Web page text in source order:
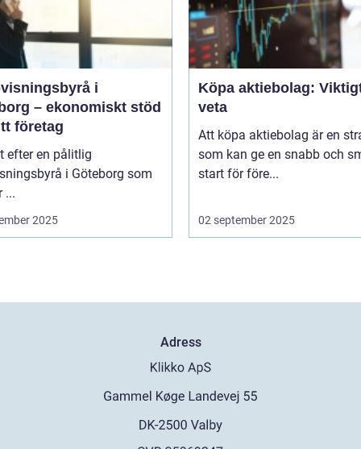
i
– ekonomiskt stöd
företag
efter en pålitlig
i Göteborg som
...
2025
Köpa aktiebolag:
veta
Att köpa aktiebolag är en
som kan ge en snabb och
start för före...
02 september 2025
Adress